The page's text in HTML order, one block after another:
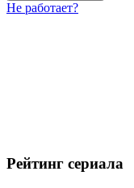
Не работает?
Рейтинг сериала